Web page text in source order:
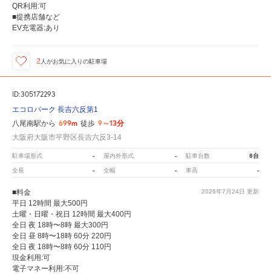
QR利用:可
■提携店舗など
EV充電器:あり
2 人がお気に入りの駐車場
ID:305172293
エコロパーク 長吉六反第1
八尾南駅から 699m 徒歩 9～13分
大阪府大阪市平野区長吉六反3-14
駐車場形式 - 屋内外形式 - 駐車台数 8台
全長 - 全幅 - 車高 -
2026年7月24日 更新
■料金
平日 12時間 最大500円
土曜・日曜・祝日 12時間 最大400円
全日 夜 18時〜8時 最大300円
全日 昼 8時〜18時 60分 220円
全日 夜 18時〜8時 60分 110円
現金利用:可
電子マネー利用:不可